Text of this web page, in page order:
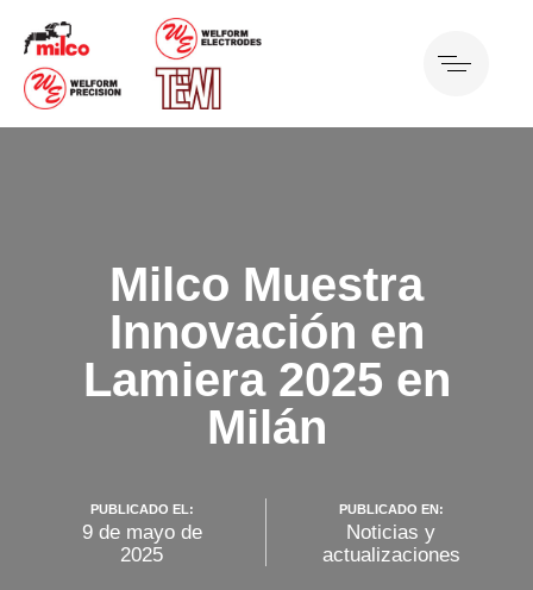
Milco Muestra
Innovación en
Lamiera 2025 en
Milán
PUBLICADO EL:
9 de mayo de
2025
PUBLICADO EN:
Noticias y
actualizaciones